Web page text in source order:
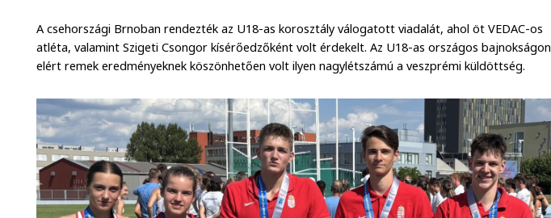
A csehországi Brnoban rendezték az U18-as korosztály válogatott viadalát, ahol öt VEDAC-os
atléta, valamint Szigeti Csongor kísérőedzőként volt érdekelt. Az U18-as országos bajnokságon
elért remek eredményeknek köszönhetően volt ilyen nagylétszámú a veszprémi küldöttség.